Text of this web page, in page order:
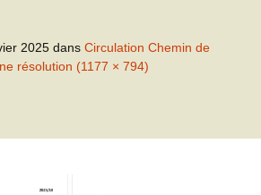
2025 dans Circulation Chemin de
résolution (1177 × 794)